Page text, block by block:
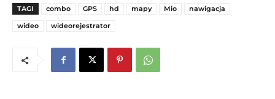
TAGI combo GPS hd mapy Mio
nawigacja
wideo
wideorejestrator